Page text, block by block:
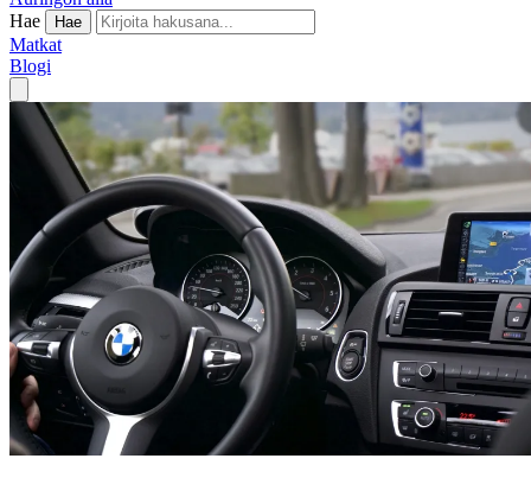
Hae
Hae
Matkat
Blogi